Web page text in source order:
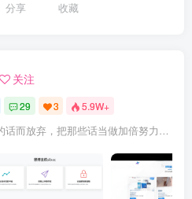
分享 收藏
关注
29 3 5.9W+
别因为别人说的话而放弃，把那些话当做加倍努力的动力